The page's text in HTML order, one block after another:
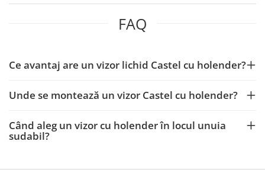
FAQ
Ce avantaj are un vizor lichid Castel cu holender?
Unde se montează un vizor Castel cu holender?
Când aleg un vizor cu holender în locul unuia
sudabil?